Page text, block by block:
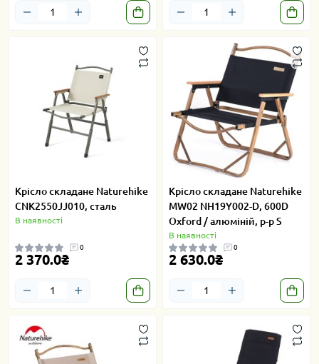
Крісло складане Naturehike
CNK2550JJ010, сталь
В наявності
0
2 370.0₴
Крісло складане Naturehike
MW02 NH19Y002-D, 600D
Oxford / алюміній, р-р S
В наявності
0
2 630.0₴